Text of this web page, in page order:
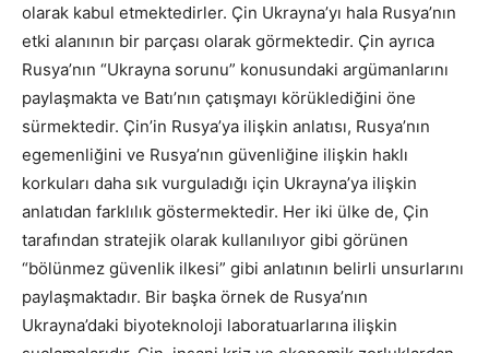
olarak kabul etmektedirler. Çin Ukrayna’yı hala Rusya’nın
etki alanının bir parçası olarak görmektedir. Çin ayrıca
Rusya’nın “Ukrayna sorunu” konusundaki argümanlarını
paylaşmakta ve Batı’nın çatışmayı körüklediğini öne
sürmektedir. Çin’in Rusya’ya ilişkin anlatısı, Rusya’nın
egemenliğini ve Rusya’nın güvenliğine ilişkin haklı
korkuları daha sık vurguladığı için Ukrayna’ya ilişkin
anlatıdan farklılık göstermektedir. Her iki ülke de, Çin
tarafından stratejik olarak kullanılıyor gibi görünen
“bölünmez güvenlik ilkesi” gibi anlatının belirli unsurlarını
paylaşmaktadır. Bir başka örnek de Rusya’nın
Ukrayna’daki biyoteknoloji laboratuarlarına ilişkin